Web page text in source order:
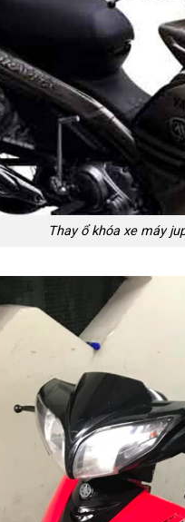
Thay ổ khóa xe máy